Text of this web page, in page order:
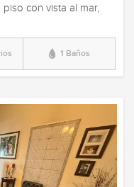
con vista al mar,
1 Baños